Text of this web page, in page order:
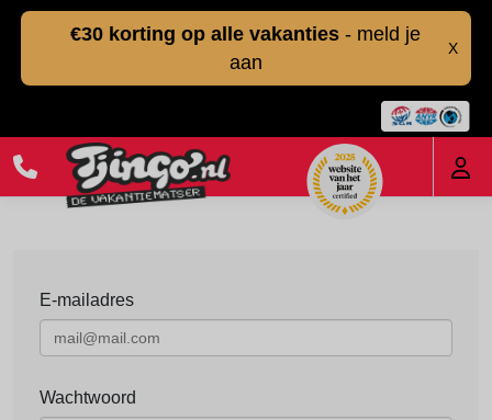
€30 korting op alle vakanties - meld je
aan
X
E-mailadres
Wachtwoord